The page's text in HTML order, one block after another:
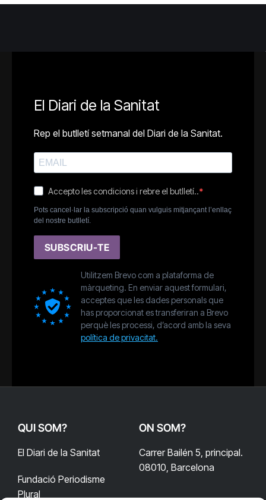
El Diari de la Sanitat
Rep el butlletí setmanal del Diari de la Sanitat.
Accepto les condicions i rebre el butlletí..
Pots cancel·lar la subscripció quan vulguis mitjançant l’enllaç
del nostre butlletí.
SUBSCRIU-TE
Utilitzem Brevo com a plataforma de
màrqueting. En enviar aquest formulari,
acceptes que les dades personals que
has proporcionat es transferiran a Brevo
perquè les processi, d’acord amb la seva
política de privacitat.
QUI SOM?
El Diari de la Sanitat
Fundació Periodisme
Plural
ON SOM?
Carrer Bailén 5, principal.
08010, Barcelona